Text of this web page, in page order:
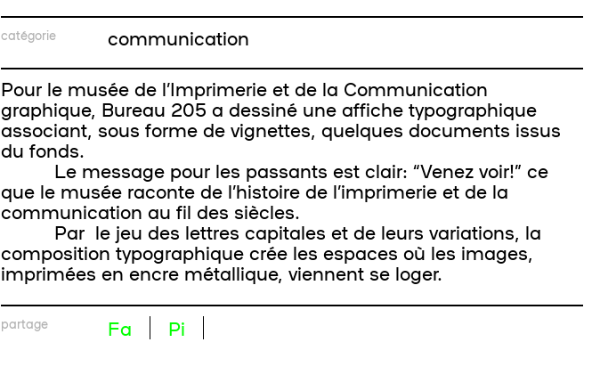
catégorie
communication
Pour le musée de l’Imprimerie et de la Communication
graphique, Bureau 205 a dessiné une affiche typographique
associant, sous forme de vignettes, quelques documents issus
du fonds.
Le message pour les passants est clair: “Venez voir!” ce
que le musée raconte de l’histoire de l’imprimerie et de la
communication au fil des siècles.
Par le jeu des lettres capitales et de leurs variations, la
composition typographique crée les espaces où les images,
imprimées en encre métallique, viennent se loger.
partage Fa Pi